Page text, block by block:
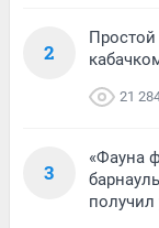
2
21
3
«Фауна